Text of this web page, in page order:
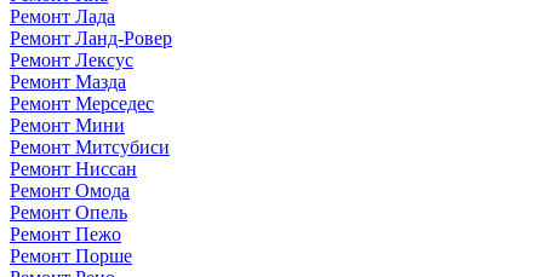
Ремонт Лада
Ремонт Ланд-Ровер
Ремонт Лексус
Ремонт Мазда
Ремонт Мерседес
Ремонт Мини
Ремонт Митсубиси
Ремонт Ниссан
Ремонт Омода
Ремонт Опель
Ремонт Пежо
Ремонт Порше